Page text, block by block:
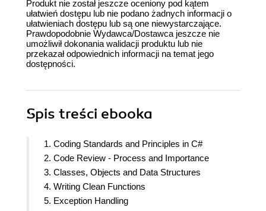
Produkt nie został jeszcze oceniony pod kątem
ułatwień dostępu lub nie podano żadnych informacji o
ułatwieniach dostępu lub są one niewystarczające.
Prawdopodobnie Wydawca/Dostawca jeszcze nie
umożliwił dokonania walidacji produktu lub nie
przekazał odpowiednich informacji na temat jego
dostępności.
Spis treści ebooka
1. Coding Standards and Principles in C#
2. Code Review - Process and Importance
3. Classes, Objects and Data Structures
4. Writing Clean Functions
5. Exception Handling